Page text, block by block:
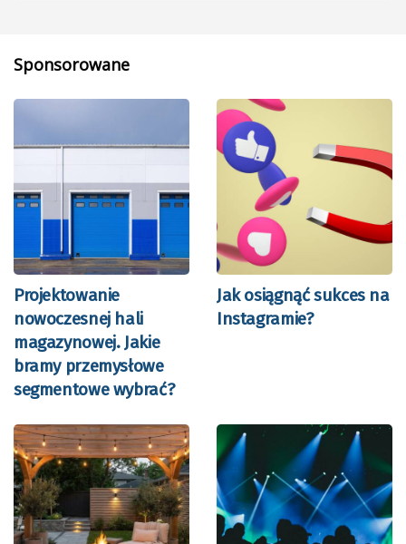
Sponsorowane
Projektowanie
nowoczesnej hali
magazynowej. Jakie
bramy przemysłowe
segmentowe wybrać?
Jak osiągnąć sukces na
Instagramie?